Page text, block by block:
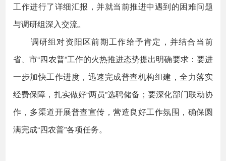
工作进行了详细汇报，并就当前推进中遇到的困难问题
与调研组深入交流。
调研组对资阳区前期工作给予肯定，并结合当前
省、市“四农普”工作的火热推进态势提出明确要求：要进
一步加快工作进度，迅速完成普查机构组建，全力落实
经费保障，扎实做好“两员”选聘储备；要深化部门联动协
作，多渠道开展普查宣传，营造良好工作氛围，确保圆
满完成“四农普”各项任务。